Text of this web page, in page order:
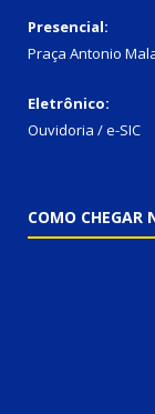
Presencial:
Praça Antonio
Eletrônico:
Ouvidoria / e-SIC
COMO CHEGAR